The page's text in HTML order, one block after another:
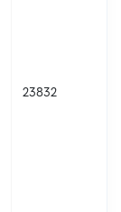
23832